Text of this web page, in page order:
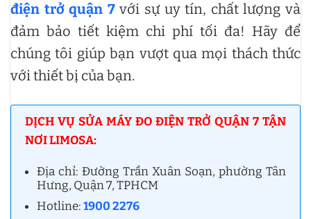
điện trở quận 7với sự uy tín, chất lượng và
đảm bảo tiết kiệm chi phí tối đa! Hãy để
chúng tôi giúp bạn vượt qua mọi thách thức
với thiết bị của bạn.
DỊCH VỤ SỬA MÁY ĐO ĐIỆN TRỞ QUẬN 7 TẬN
NƠI LIMOSA:
Địa chỉ: Đường Trần Xuân Soạn, phường Tân
Hưng, Quận 7, TPHCM
Hotline:1900 2276